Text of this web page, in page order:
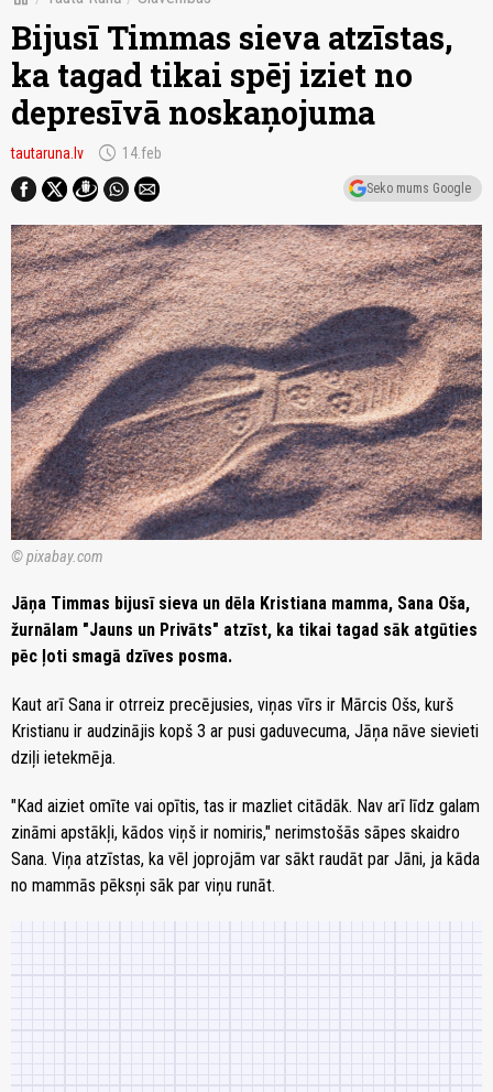
Bijusī Timmas sieva atzīstas,
ka tagad tikai spēj iziet no
depresīvā noskaņojuma
tautaruna.lv schedule 14.feb
Seko mums Google
© pixabay.com
Jāņa Timmas bijusī sieva un dēla Kristiana mamma, Sana Oša,
žurnālam "Jauns un Privāts" atzīst, ka tikai tagad sāk atgūties
pēc ļoti smagā dzīves posma.
Kaut arī Sana ir otrreiz precējusies, viņas vīrs ir Mārcis Ošs, kurš
Kristianu ir audzinājis kopš 3 ar pusi gaduvecuma, Jāņa nāve sievieti
dziļi ietekmēja.
"Kad aiziet omīte vai opītis, tas ir mazliet citādāk. Nav arī līdz galam
zināmi apstākļi, kādos viņš ir nomiris," nerimstošās sāpes skaidro
Sana. Viņa atzīstas, ka vēl joprojām var sākt raudāt par Jāni, ja kāda
no mammās pēksņi sāk par viņu runāt.